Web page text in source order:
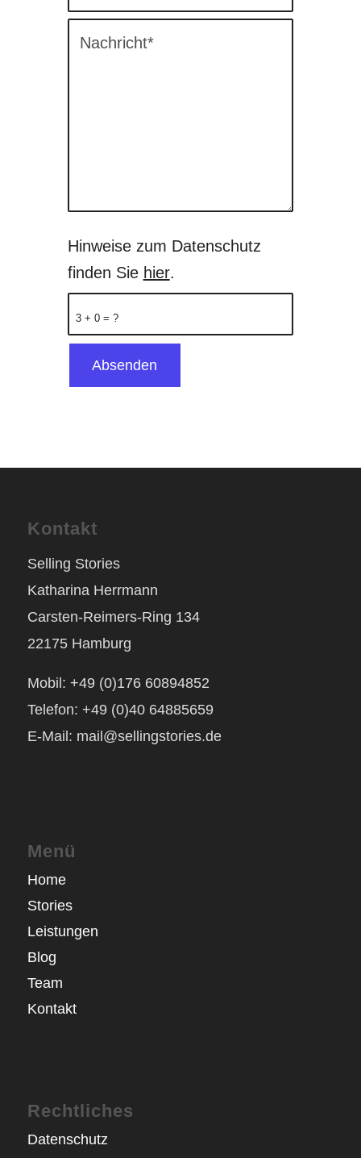
Hinweise zum Datenschutz
finden Sie hier.
3 + 0 = ?
Kontakt
Selling Stories
Katharina Herrmann
Carsten-Reimers-Ring 134
22175 Hamburg
Mobil: +49 (0)176 60894852
Telefon: +49 (0)40 64885659
E-Mail: mail@sellingstories.de
Menü
Home
Stories
Leistungen
Blog
Team
Kontakt
Rechtliches
Datenschutz